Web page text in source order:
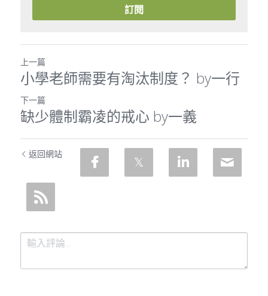
訂閱
上一篇
小學老師需要有淘汰制度？ by一行
下一篇
缺少體制霸凌的戒心 by一義
返回網站